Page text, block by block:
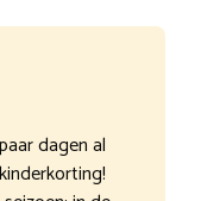
dagen al